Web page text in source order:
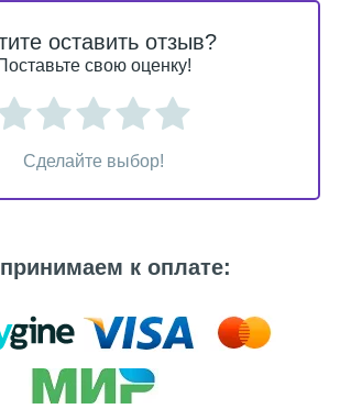
оставить отзыв?
свою оценку!
Сделайте выбор!
к оплате: